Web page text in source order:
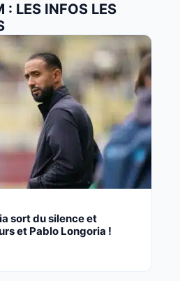
: LES INFOS LES
sort du silence et
et Pablo Longoria !